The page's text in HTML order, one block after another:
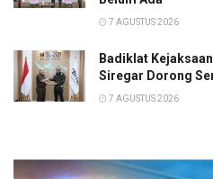
7 AGUSTUS 2026
Badiklat
Siregar Dorong
7 AGUSTUS 2026